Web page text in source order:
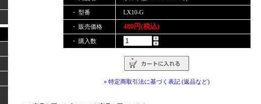
・ 型番 LX10-G
・ 販売価格 480円(税込)
・ 購入数
» 特定商取引法に基づく表記 (返品など)